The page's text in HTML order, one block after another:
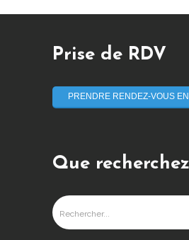
Prise de RDV
PRENDRE RENDEZ-VOUS
Que